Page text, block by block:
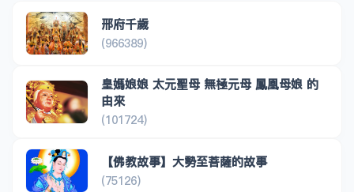
邢府千歲
(966389)
皇媽娘娘 太元聖母 無極元母 鳳凰母娘 的
由來
(101724)
【佛教故事】大勢至菩薩的故事
(75126)